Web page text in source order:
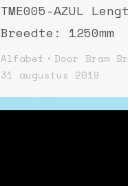
TME005-AZUL
Breedte: 1250mm
Alfabet Door Bram
31 augustus 2019